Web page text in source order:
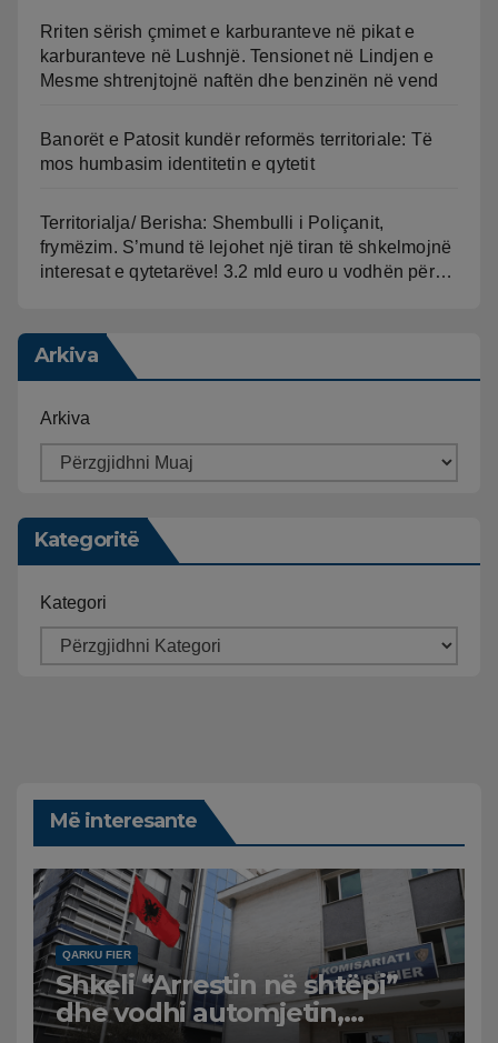
Rriten sërish çmimet e karburanteve në pikat e
karburanteve në Lushnjë. Tensionet në Lindjen e
Mesme shtrenjtojnë naftën dhe benzinën në vend
Banorët e Patosit kundër reformës territoriale: Të
mos humbasim identitetin e qytetit
Territorialja/ Berisha: Shembulli i Poliçanit,
frymëzim. S’mund të lejohet një tiran të shkelmojnë
interesat e qytetarëve! 3.2 mld euro u vodhën për…
Arkiva
Arkiva
Kategoritë
Kategori
Më interesante
QARKU FIER
Shkeli “Arrestin në shtëpi”
dhe vodhi automjetin,